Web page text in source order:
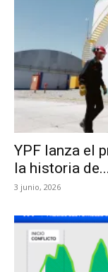
YPF lanza el
la historia de...
3 junio, 2026